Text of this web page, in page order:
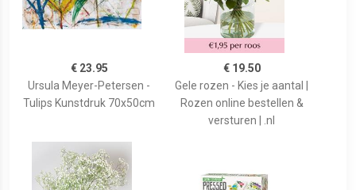
€ 23.95
Ursula Meyer-Petersen -
Tulips Kunstdruk 70x50cm
€ 19.50
Gele rozen - Kies je aantal |
Rozen online bestellen &
versturen | .nl